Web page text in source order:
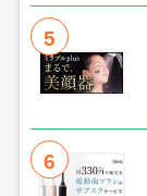
5
6